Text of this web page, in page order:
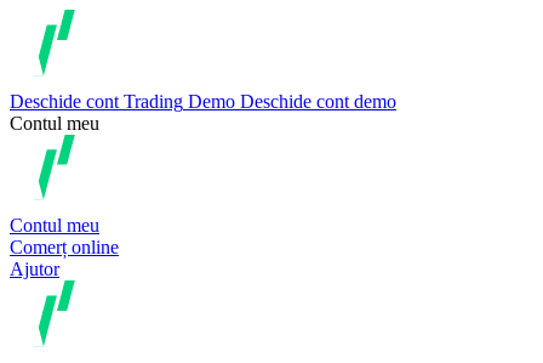
Deschide cont Trading Demo Deschide cont demo
Contul meu
Contul meu
Comerț online
Ajutor